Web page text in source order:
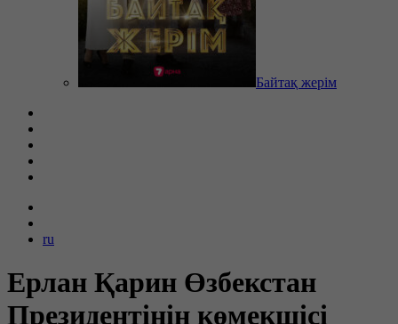
Байтақ жерім
ru
Ерлан Қарин Өзбекстан
Президентінің көмекшісі